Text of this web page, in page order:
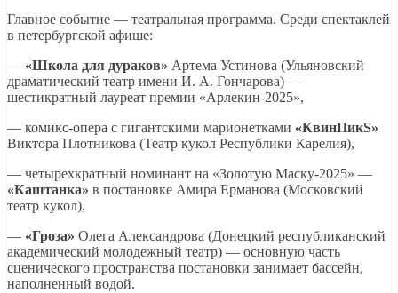
Главное событие — театральная программа. Среди спектаклей
в петербургской афише:
— «Школа для дураков» Артема Устинова (Ульяновский
драматический театр имени И. А. Гончарова) —
шестикратный лауреат премии «Арлекин-2025»,
— комикс-опера с гигантскими марионетками «КвинПикS»
Виктора Плотникова (Театр кукол Республики Карелия),
— четырехкратный номинант на «Золотую Маску-2025» —
«Каштанка» в постановке Амира Ерманова (Московский
театр кукол),
— «Гроза» Олега Александрова (Донецкий республиканский
академический молодежный театр) — основную часть
сценического пространства постановки занимает бассейн,
наполненный водой.